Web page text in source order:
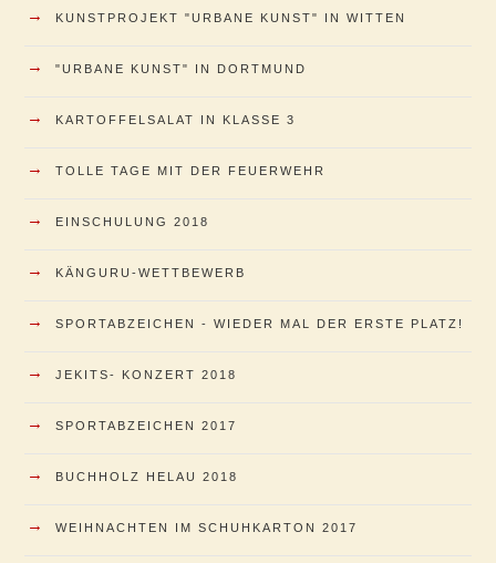
→ KUNSTPROJEKT "URBANE KUNST" IN WITTEN
→ "URBANE KUNST" IN DORTMUND
→ KARTOFFELSALAT IN KLASSE 3
→ TOLLE TAGE MIT DER FEUERWEHR
→ EINSCHULUNG 2018
→ KÄNGURU-WETTBEWERB
→ SPORTABZEICHEN - WIEDER MAL DER ERSTE PLATZ!
→ JEKITS- KONZERT 2018
→ SPORTABZEICHEN 2017
→ BUCHHOLZ HELAU 2018
→ WEIHNACHTEN IM SCHUHKARTON 2017